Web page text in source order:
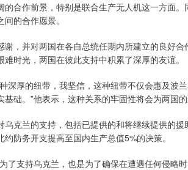
合作前景，特别是联合生产无人机这一方面
的合作愿景。
，并对两国在各自总统任期内所建立的良好
时光，两国在彼此支持中积累了深厚的友谊。
深厚的纽带，我坚信，这种纽带不仅会惠及波
础。”他表示，这种关系的牢固性将会为两国
克兰的支持，包括已提供的和将继续提供的
防务开支提高至国内生产总值5%的决策。
了支持乌克兰，也是为了确保在遭遇任何侵略